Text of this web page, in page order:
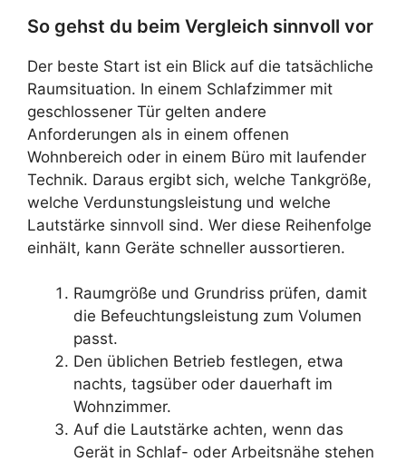
So gehst du beim Vergleich sinnvoll vor
Der beste Start ist ein Blick auf die tatsächliche
Raumsituation. In einem Schlafzimmer mit
geschlossener Tür gelten andere
Anforderungen als in einem offenen
Wohnbereich oder in einem Büro mit laufender
Technik. Daraus ergibt sich, welche Tankgröße,
welche Verdunstungsleistung und welche
Lautstärke sinnvoll sind. Wer diese Reihenfolge
einhält, kann Geräte schneller aussortieren.
Raumgröße und Grundriss prüfen, damit
die Befeuchtungsleistung zum Volumen
passt.
Den üblichen Betrieb festlegen, etwa
nachts, tagsüber oder dauerhaft im
Wohnzimmer.
Auf die Lautstärke achten, wenn das
Gerät in Schlaf- oder Arbeitsnähe stehen